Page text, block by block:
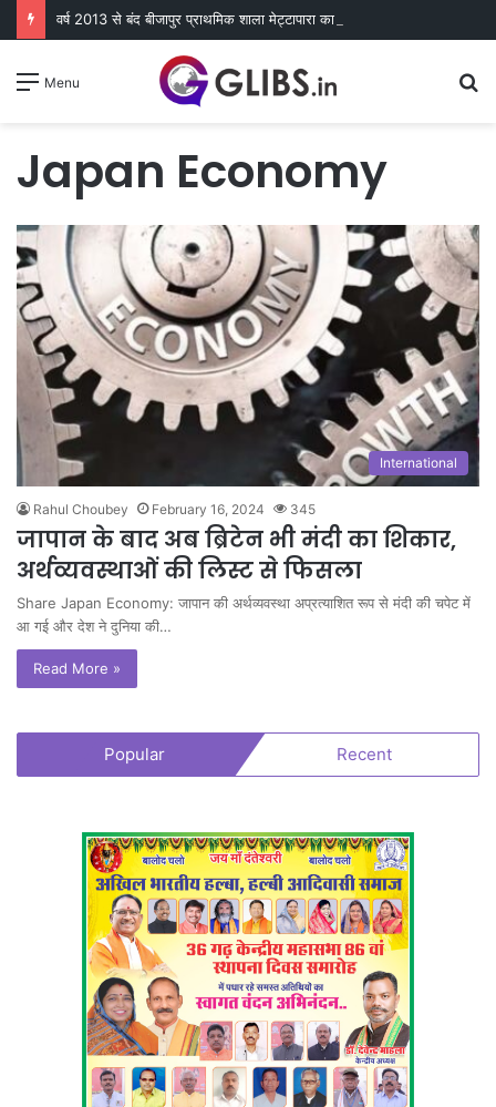
वर्ष 2013 से बंद बीजापुर प्राथमिक शाला मेट्टापारा का हुआ पुन: शुभारंभ
Menu
Japan Economy
International
Rahul Choubey February 16, 2024 345
जापान के बाद अब ब्रिटेन भी मंदी का शिकार,
अर्थव्यवस्थाओं की लिस्ट से फिसला
Share Japan Economy: जापान की अर्थव्यवस्था अप्रत्याशित रूप से मंदी की चपेट में
आ गई और देश ने दुनिया की…
Read More »
Popular Recent